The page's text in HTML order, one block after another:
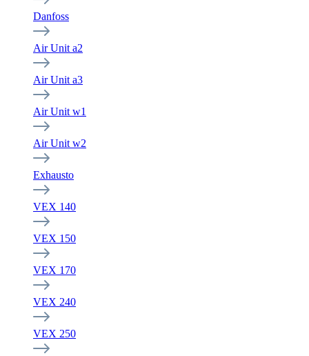
Danfoss
Air Unit a2
Air Unit a3
Air Unit w1
Air Unit w2
Exhausto
VEX 140
VEX 150
VEX 170
VEX 240
VEX 250